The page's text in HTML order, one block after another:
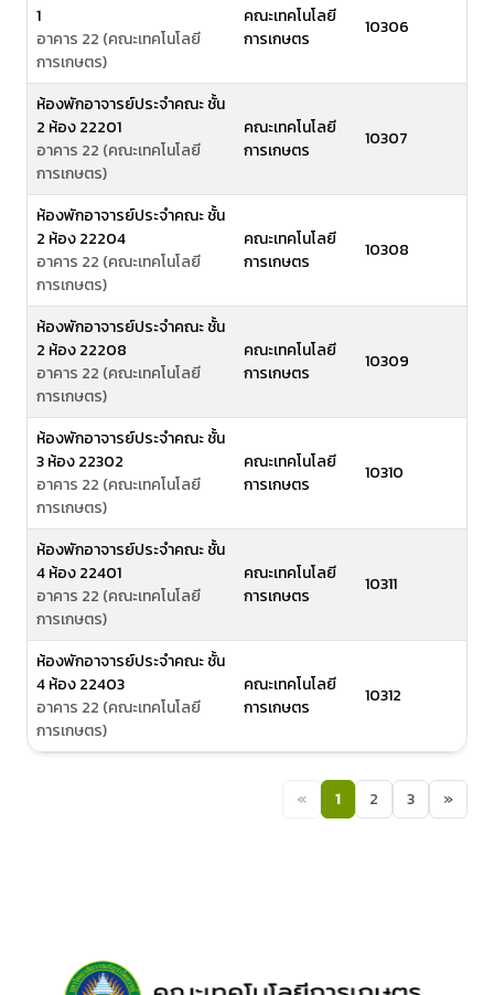
1
อาคาร 22 (คณะเทคโนโลยี
การเกษตร)
คณะเทคโนโลยี
การเกษตร
10306
ห้องพักอาจารย์ประจำคณะ ชั้น
2 ห้อง 22201
อาคาร 22 (คณะเทคโนโลยี
การเกษตร)
คณะเทคโนโลยี
การเกษตร
10307
ห้องพักอาจารย์ประจำคณะ ชั้น
2 ห้อง 22204
อาคาร 22 (คณะเทคโนโลยี
การเกษตร)
คณะเทคโนโลยี
การเกษตร
10308
ห้องพักอาจารย์ประจำคณะ ชั้น
2 ห้อง 22208
อาคาร 22 (คณะเทคโนโลยี
การเกษตร)
คณะเทคโนโลยี
การเกษตร
10309
ห้องพักอาจารย์ประจำคณะ ชั้น
3 ห้อง 22302
อาคาร 22 (คณะเทคโนโลยี
การเกษตร)
คณะเทคโนโลยี
การเกษตร
10310
ห้องพักอาจารย์ประจำคณะ ชั้น
4 ห้อง 22401
อาคาร 22 (คณะเทคโนโลยี
การเกษตร)
คณะเทคโนโลยี
การเกษตร
10311
ห้องพักอาจารย์ประจำคณะ ชั้น
4 ห้อง 22403
อาคาร 22 (คณะเทคโนโลยี
การเกษตร)
คณะเทคโนโลยี
การเกษตร
10312
« 1 2 3 »